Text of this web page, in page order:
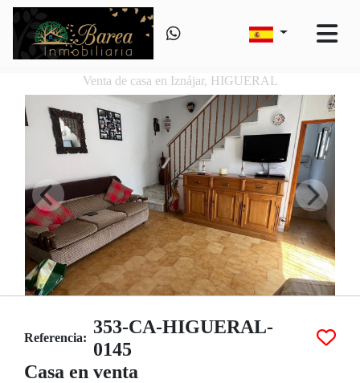
Venta de casa en Iznájar, HIGUERAL
Referencia:
353-CA-HIGUERAL-
0145
Casa en venta